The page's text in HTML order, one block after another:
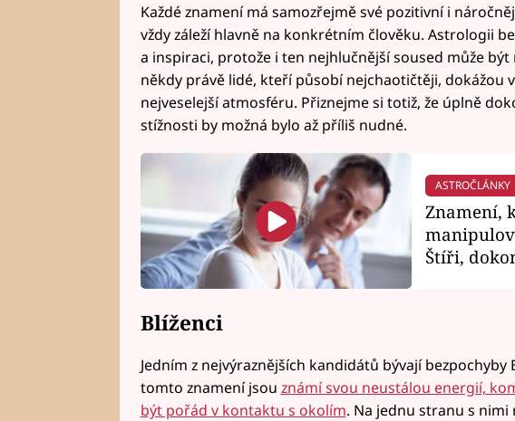
Každé znamení má samozřejmě své pozitivní i
vždy záleží hlavně na konkrétním člověku. Astrologii
a inspiraci, protože i ten nejhlučnější soused může
někdy právě lidé, kteří působí nejchaotičtěji, dokážou
nejveselejší atmosféru. Přiznejme si totiž, že úplně
stížnosti by možná bylo až příliš nudné.
ASTROČLÁNKY
Znamení,
Štíři,
Blíženci
Jedním z nejvýraznějších kandidátů bývají bezpochyby
tomto znamení jsou známí svou neustálou energií,
být pořád v kontaktu s okolím. Na jednu stranu s